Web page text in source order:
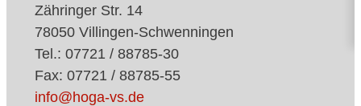
Zähringer Str. 14
78050 Villingen-Schwenningen
Tel.: 07721 / 88785-30
Fax: 07721 / 88785-55
info@hoga-vs.de